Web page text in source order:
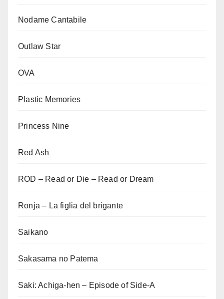
Nodame Cantabile
Outlaw Star
OVA
Plastic Memories
Princess Nine
Red Ash
ROD – Read or Die – Read or Dream
Ronja – La figlia del brigante
Saikano
Sakasama no Patema
Saki: Achiga-hen – Episode of Side-A